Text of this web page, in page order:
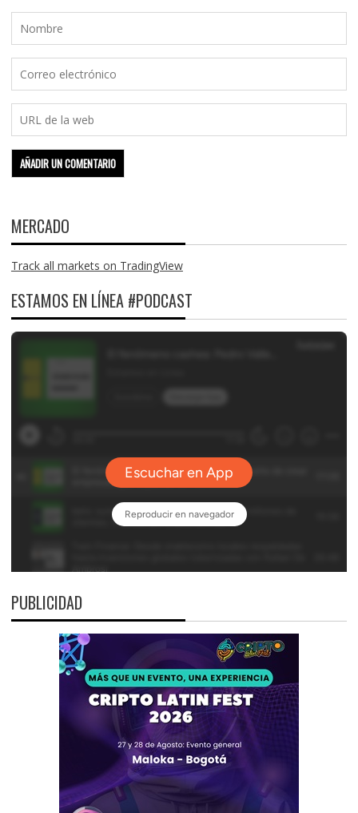
MERCADO
Track all markets on TradingView
ESTAMOS EN LÍNEA #PODCAST
PUBLICIDAD